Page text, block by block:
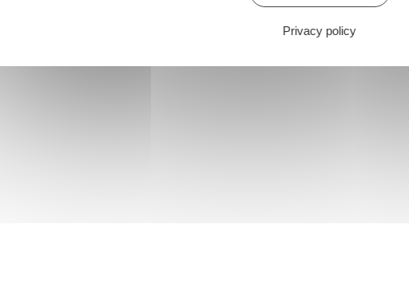
Privacy policy